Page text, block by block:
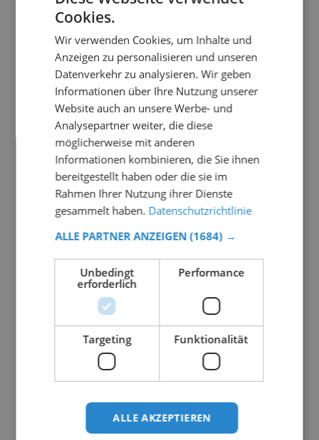
Cookies.
Wir verwenden Cookies, um Inhalte und
Anzeigen zu personalisieren und unseren
Datenverkehr zu analysieren. Wir geben
Informationen über Ihre Nutzung unserer
Website auch an unsere Werbe- und
Analysepartner weiter, die diese
möglicherweise mit anderen
Informationen kombinieren, die Sie ihnen
bereitgestellt haben oder die sie im
Rahmen Ihrer Nutzung ihrer Dienste
gesammelt haben. Datenschutzrichtlinie
ALLE PARTNER ANZEIGEN (1684) →
Unbedingt
erforderlich
Performance
Targeting Funktionalität
ALLE AKZEPTIEREN